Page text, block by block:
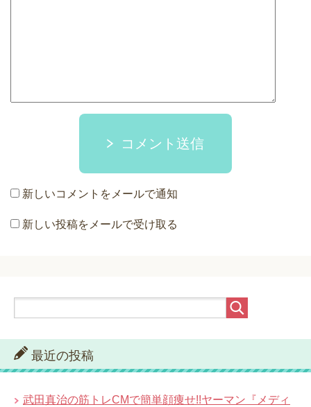
コメント送信
新しいコメントをメールで通知
新しい投稿をメールで受け取る
最近の投稿
武田真治の筋トレCMで簡単顔痩せ!!ヤーマン『メディ